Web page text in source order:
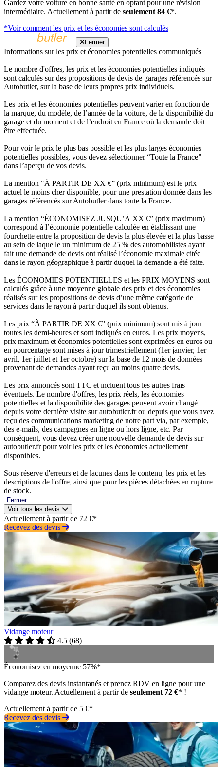
Gardez votre voiture en bonne santé en optant pour une révision
intermédiaire. Actuellement à partir de seulement 84 €*.
*Voir comment les prix et les économies sont calculés
Fermer
Informations sur les prix et économies potentielles communiqués
Le nombre d'offres, les prix et les économies potentielles indiqués
sont calculés sur des propositions de devis de garages référencés sur
Autobutler, sur la base de leurs propres prix individuels.
Les prix et les économies potentielles peuvent varier en fonction de
la marque, du modèle, de l’année de la voiture, de la disponibilité du
garage et du moment et de l’endroit en France où la demande doit
être effectuée.
Pour voir le prix le plus bas possible et les plus larges économies
potentielles possibles, vous devez sélectionner “Toute la France”
dans l’aperçu de vos devis.
La mention “À PARTIR DE XX €” (prix minimum) est le prix
actuel le moins cher disponible, pour une prestation donnée dans les
garages référencés sur Autobutler dans toute la France.
La mention “ÉCONOMISEZ JUSQU’À XX €” (prix maximum)
correspond à l’économie potentielle calculée en établissant une
fourchette entre la proposition de devis la plus élevée et la plus basse
au sein de laquelle un minimum de 25 % des automobilistes ayant
fait une demande de devis ont réalisé l’économie maximale citée
dans le rayon géographique à partir duquel la demande a été faite.
Les ÉCONOMIES POTENTIELLES et les PRIX MOYENS sont
calculés grâce à une moyenne globale des prix et des économies
réalisés sur les propositions de devis d’une même catégorie de
services dans le rayon à partir duquel ils sont obtenus.
Les prix “À PARTIR DE XX €” (prix minimum) sont mis à jour
toutes les demi-heures et sont indiqués en euros. Les prix moyens,
prix maximum et économies potentielles sont exprimées en euros ou
en pourcentage sont mises à jour trimestriellement (1er janvier, 1er
avril, 1er juillet et 1er octobre) sur la base de 12 mois de données
provenant de demandes ayant reçu au moins quatre devis.
Les prix annoncés sont TTC et incluent tous les autres frais
éventuels. Le nombre d'offres, les prix réels, les économies
potentielles et la disponibilité des garages peuvent avoir changé
depuis votre dernière visite sur autobutler.fr ou depuis que vous avez
reçu des communications marketing de notre part via, par exemple,
des e-mails, des campagnes en ligne ou hors ligne, etc. Par
conséquent, vous devez créer une nouvelle demande de devis sur
autobutler.fr pour voir les prix et les économies actuellement
disponibles.
Sous réserve d'erreurs et de lacunes dans le contenu, les prix et les
descriptions de l'offre, ainsi que pour les pièces détachées en rupture
de stock.
Fermer
Voir tous les devis
Actuellement à partir de 72 €*
Recevez des devis
Vidange moteur
4.5 (68)
Économisez en moyenne 57%*
Comparez des devis instantanés et prenez RDV en ligne pour une
vidange moteur. Actuellement à partir de seulement 72 €* !
Actuellement à partir de 5 €*
Recevez des devis